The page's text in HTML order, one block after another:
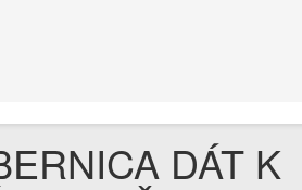
DÁT K